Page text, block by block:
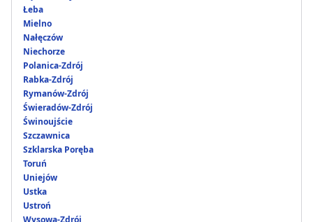
Łeba
Mielno
Nałęczów
Niechorze
Polanica-Zdrój
Rabka-Zdrój
Rymanów-Zdrój
Świeradów-Zdrój
Świnoujście
Szczawnica
Szklarska Poręba
Toruń
Uniejów
Ustka
Ustroń